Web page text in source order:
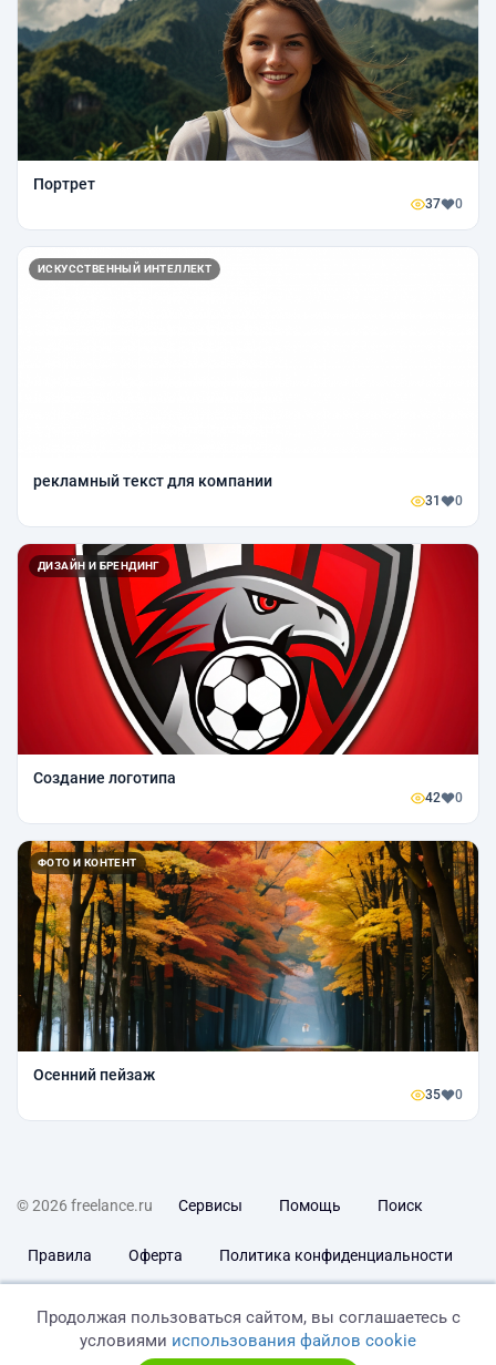
Портрет
37 0
ИСКУССТВЕННЫЙ ИНТЕЛЛЕКТ
рекламный текст для компании
31 0
ДИЗАЙН И БРЕНДИНГ
Создание логотипа
42 0
ФОТО И КОНТЕНТ
Осенний пейзаж
35 0
© 2026 freelance.ru Сервисы Помощь Поиск
Правила Оферта Политика конфиденциальности
Продолжая пользоваться сайтом, вы соглашаетесь с
условиями использования файлов cookie